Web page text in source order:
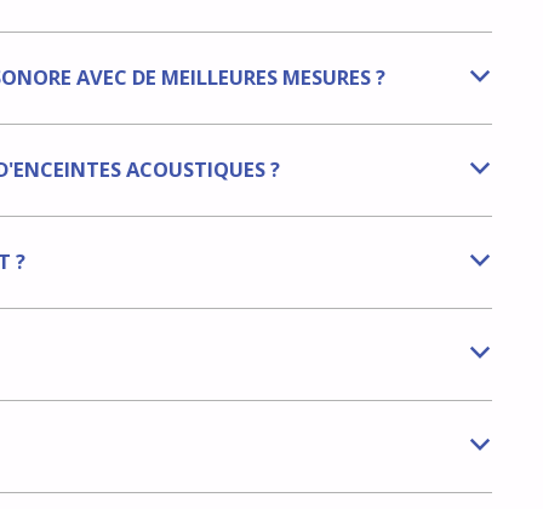
b
AVEC DE MEILLEURES MESURES ?
b
ACOUSTIQUES ?
b
?
b
b